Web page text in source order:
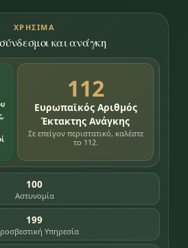
ΧΡΉΣΙΜΑ
και ανάγκη
112
Ευρωπαϊκός Αριθμός
Έκτακτης Ανάγκης
Σε επείγον περιστατικό, καλέστε
το 112.
100
Αστυνομία
199
Υπηρεσία